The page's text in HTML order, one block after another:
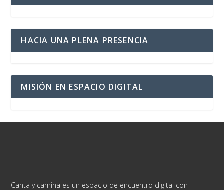
HACIA UNA PLENA PRESENCIA
MISIÓN EN ESPACIO DIGITAL
Canta y camina es un espacio de encuentro digital con